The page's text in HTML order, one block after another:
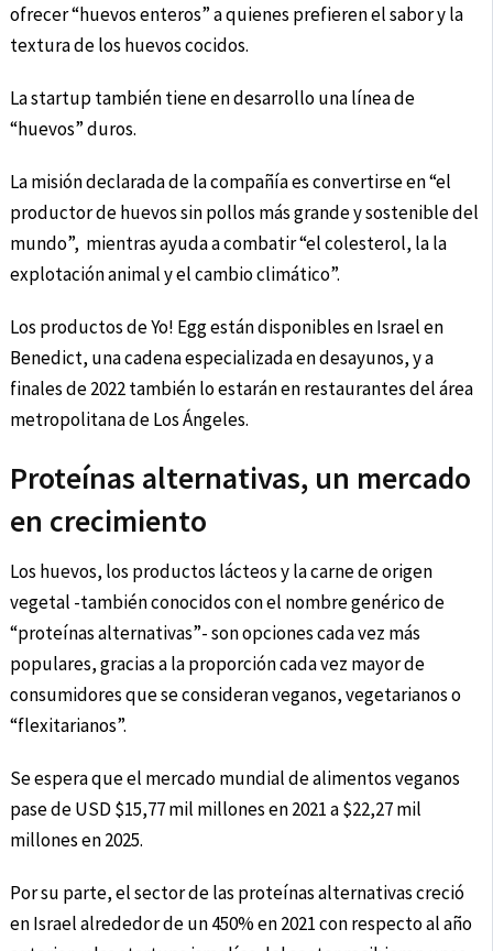
ofrecer “huevos enteros” a quienes prefieren el sabor y la
textura de los huevos cocidos.
La startup también tiene en desarrollo una línea de
“huevos” duros.
La misión declarada de la compañía es convertirse en “el
productor de huevos sin pollos más grande y sostenible del
mundo”, mientras ayuda a combatir “el colesterol, la la
explotación animal y el cambio climático”.
Los productos de Yo! Egg están disponibles en Israel en
Benedict, una cadena especializada en desayunos, y a
finales de 2022 también lo estarán en restaurantes del área
metropolitana de Los Ángeles.
Proteínas alternativas, un mercado
en crecimiento
Los huevos, los productos lácteos y la carne de origen
vegetal -también conocidos con el nombre genérico de
“proteínas alternativas”- son opciones cada vez más
populares, gracias a la proporción cada vez mayor de
consumidores que se consideran veganos, vegetarianos o
“flexitarianos”.
Se espera que el mercado mundial de alimentos veganos
pase de USD $15,77 mil millones en 2021 a $22,27 mil
millones en 2025.
Por su parte, el sector de las proteínas alternativas creció
en Israel alrededor de un 450% en 2021 con respecto al año